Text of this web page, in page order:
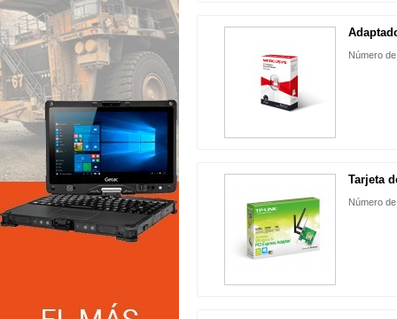
Número
Tarjeta
Número